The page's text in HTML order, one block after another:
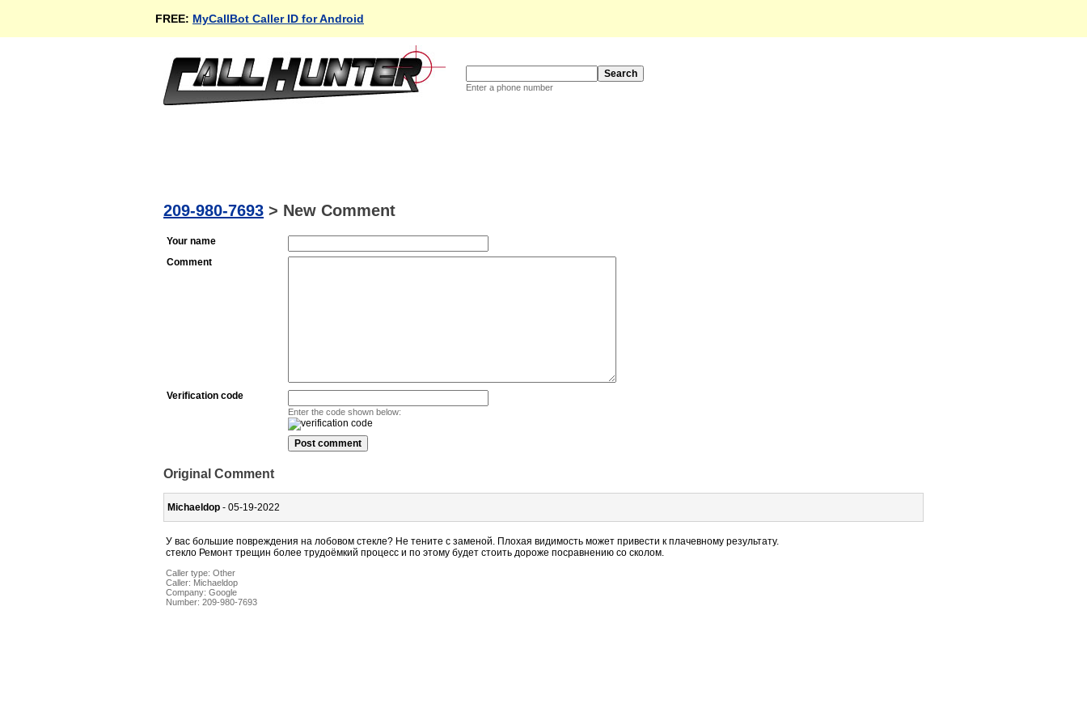
FREE: MyCallBot Caller ID for Android
Enter a phone number
209-980-7693 > New Comment
Your name
Comment
Verification code
Enter the code shown below:
Original Comment
Michaeldop - 05-19-2022
У вас большие повреждения на лобовом стекле? Не тените с заменой. Плохая видимость может привести к плачевному результату.
стекло Ремонт трещин более трудоёмкий процесс и по этому будет стоить дороже посравнению со сколом.
Caller type: Other
Caller: Michaeldop
Company: Google
Number: 209-980-7693